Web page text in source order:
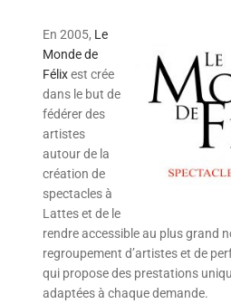
En 2005, Le
Monde de
Félixest crée
dans le but de
fédérer des
artistes
autour de la
création de
spectacles à
Lattes et de le
rendre accessible au plus grand
regroupement d’artistes et de
qui propose des prestations
adaptées à chaque demande.